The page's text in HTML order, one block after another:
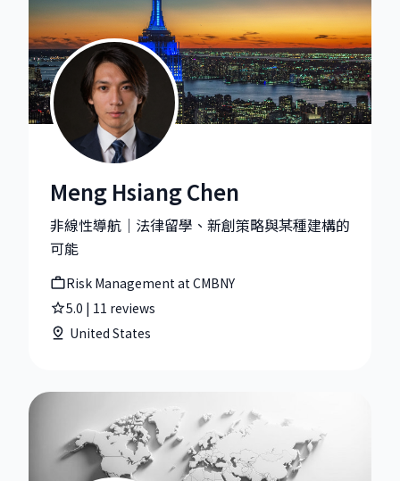
Meng Hsiang Chen|Risk Management at CMBNY
Meng Hsiang Chen
非線性導航｜法律留學、新創策略與某種建構的
可能
Risk Management at CMBNY
5.0 | 11 reviews
United States